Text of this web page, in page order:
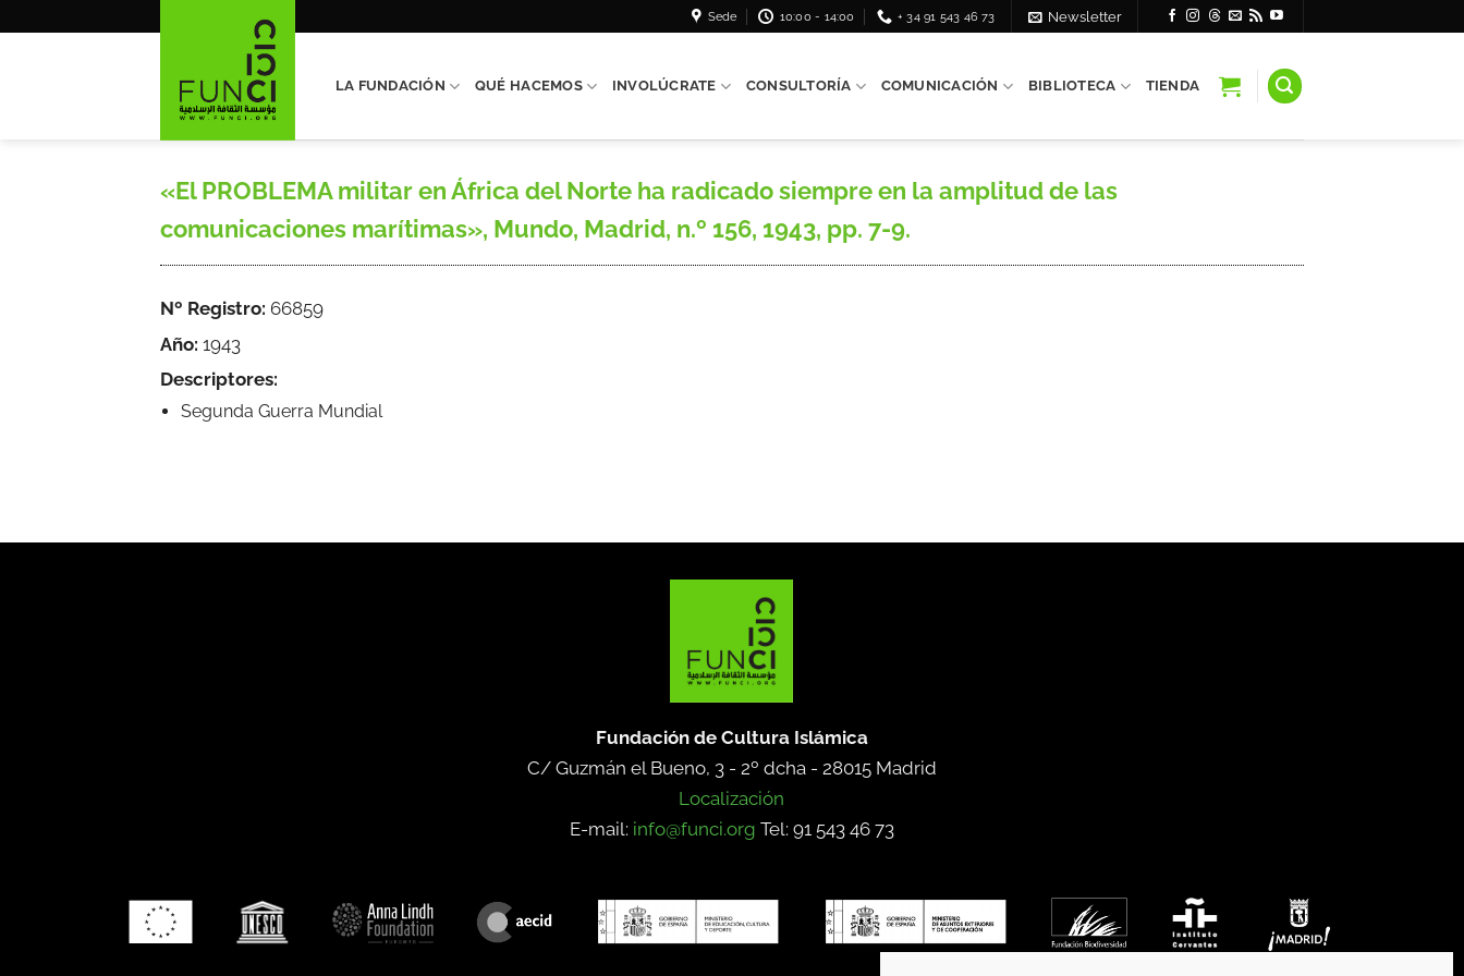
Sede 10:00 - 14:00 + 34 91 543 46 73 Newsletter
LA FUNDACIÓN QUÉ HACEMOS INVOLÚCRATE CONSULTORÍA COMUNICACIÓN BIBLIOTECA TIENDA
«El PROBLEMA militar en África del Norte ha radicado siempre en la amplitud de las
comunicaciones marítimas», Mundo, Madrid, n.º 156, 1943, pp. 7-9.
Nº Registro: 66859
Año: 1943
Descriptores:
Segunda Guerra Mundial
Fundación de Cultura Islámica
C/ Guzmán el Bueno, 3 - 2º dcha - 28015 Madrid
Localización
E-mail: info@funci.org Tel: 91 543 46 73